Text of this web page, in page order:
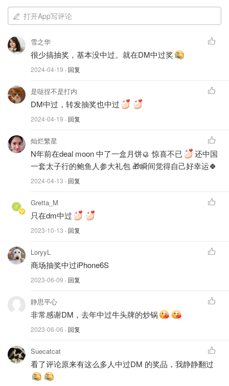
打开App写评论
雪之华
很少搞抽奖，基本没中过。就在DM中过奖
2024-04-19 · 回复
是哒捏不是打内
DM中过，转发抽奖也中过
2024-04-19 · 回复
灿烂繁星
N年前在deal moon 中了一盒月饼🥮 惊喜不已
还中国
一套太子行的鲍鱼人参大礼包 🎁瞬间觉得自己好幸运🍀
2024-04-13 · 回复
Gretta_M
只在dm中过
2023-10-13 · 回复
LoryyL
商场抽奖中过iPhone6S
2023-06-09 · 回复
静思平心
非常感谢DM，去年中过牛头牌的炒锅
2023-06-06 · 回复
Suecatcat
看了评论原来有这么多人中过DM 的奖品，我静静翻过